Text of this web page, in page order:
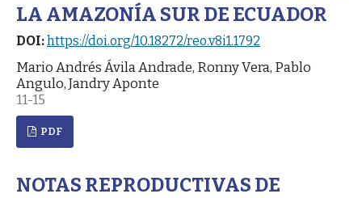
LA AMAZONÍA SUR DE ECUADOR
DOI:https://doi.org/10.18272/reo.v8i1.1792
Mario Andrés Ávila Andrade, Ronny Vera, Pablo
Angulo, Jandry Aponte
11-15
PDF
NOTAS REPRODUCTIVAS DE